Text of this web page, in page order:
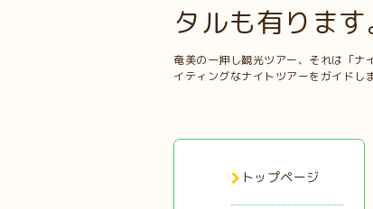
タルも有ります
奄美の一押し観光ツアー、それは「ナ
イティングなナイトツアーをガイドし
トップページ